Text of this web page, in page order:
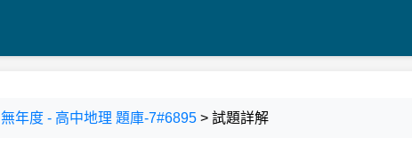
無年度 - 高中地理 題庫-7#6895 > 試題詳解